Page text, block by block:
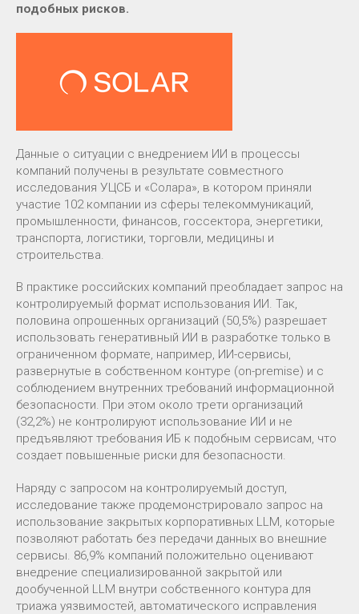
подобных рисков.
Данные о ситуации с внедрением ИИ в процессы
компаний получены в результате совместного
исследования УЦСБ и «Солара», в котором приняли
участие 102 компании из сферы телекоммуникаций,
промышленности, финансов, госсектора, энергетики,
транспорта, логистики, торговли, медицины и
строительства.
В практике российских компаний преобладает запрос на
контролируемый формат использования ИИ. Так,
половина опрошенных организаций (50,5%) разрешает
использовать генеративный ИИ в разработке только в
ограниченном формате, например, ИИ-сервисы,
развернутые в собственном контуре (on-premise) и с
соблюдением внутренних требований информационной
безопасности. При этом около трети организаций
(32,2%) не контролируют использование ИИ и не
предъявляют требования ИБ к подобным сервисам, что
создает повышенные риски для безопасности.
Наряду с запросом на контролируемый доступ,
исследование также продемонстрировало запрос на
использование закрытых корпоративных LLM, которые
позволяют работать без передачи данных во внешние
сервисы. 86,9% компаний положительно оценивают
внедрение специализированной закрытой или
дообученной LLM внутри собственного контура для
триажа уязвимостей, автоматического исправления